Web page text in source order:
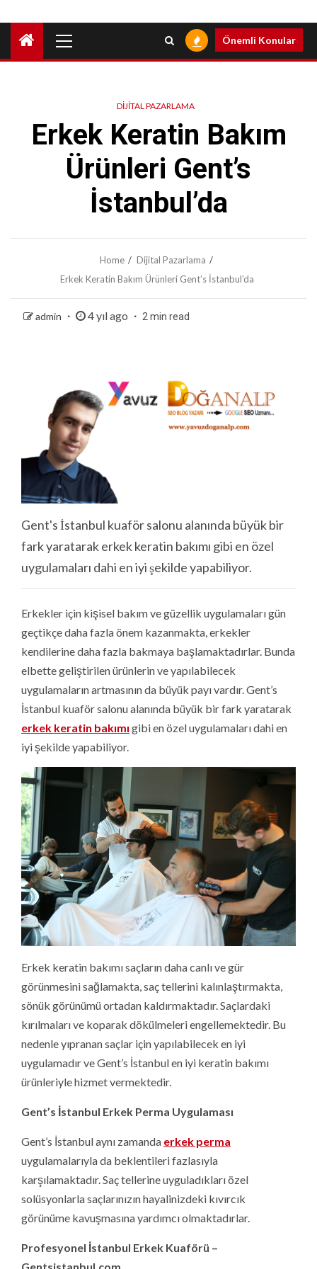
Menu
Önemli Konular
DIJITAL PAZARLAMA
Erkek Keratin Bakım
Ürünleri Gent’s
İstanbul’da
Home
Dijital Pazarlama
Erkek Keratin Bakım Ürünleri Gent’s İstanbul’da
admin 4 yıl ago 2 min read
Gent's İstanbul kuaför salonu alanında büyük bir
fark yaratarak erkek keratin bakımı gibi en özel
uygulamaları dahi en iyi şekilde yapabiliyor.
Erkekler için kişisel bakım ve güzellik uygulamaları gün
geçtikçe daha fazla önem kazanmakta, erkekler
kendilerine daha fazla bakmaya başlamaktadırlar. Bunda
elbette geliştirilen ürünlerin ve yapılabilecek
uygulamaların artmasının da büyük payı vardır. Gent’s
İstanbul kuaför salonu alanında büyük bir fark yaratarak
erkek keratin bakımı gibi en özel uygulamaları dahi en
iyi şekilde yapabiliyor.
Erkek keratin bakımı saçların daha canlı ve gür
görünmesini sağlamakta, saç tellerini kalınlaştırmakta,
sönük görünümü ortadan kaldırmaktadır. Saçlardaki
kırılmaları ve koparak dökülmeleri engellemektedir. Bu
nedenle yıpranan saçlar için yapılabilecek en iyi
uygulamadır ve Gent’s İstanbul en iyi keratin bakımı
ürünleriyle hizmet vermektedir.
Gent’s İstanbul Erkek Perma Uygulaması
Gent’s İstanbul aynı zamanda erkek perma
uygulamalarıyla da beklentileri fazlasıyla
karşılamaktadır. Saç tellerine uyguladıkları özel
solüsyonlarla saçlarınızın hayalinizdeki kıvırcık
görünüme kavuşmasına yardımcı olmaktadırlar.
Profesyonel İstanbul Erkek Kuaförü –